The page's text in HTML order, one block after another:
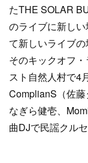
たTHE SOLAR
のライブに新し
て新しいライブの
そのキックオフ
スト自然人村で4
ComplianS（佐藤
なぎら健壱、
曲DJで民謡クル